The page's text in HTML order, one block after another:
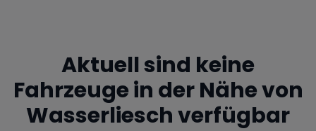
Mercedes BMW Audi
Aktuell sind keine
Fahrzeuge in der Nähe von
Wasserlieschverfügbar